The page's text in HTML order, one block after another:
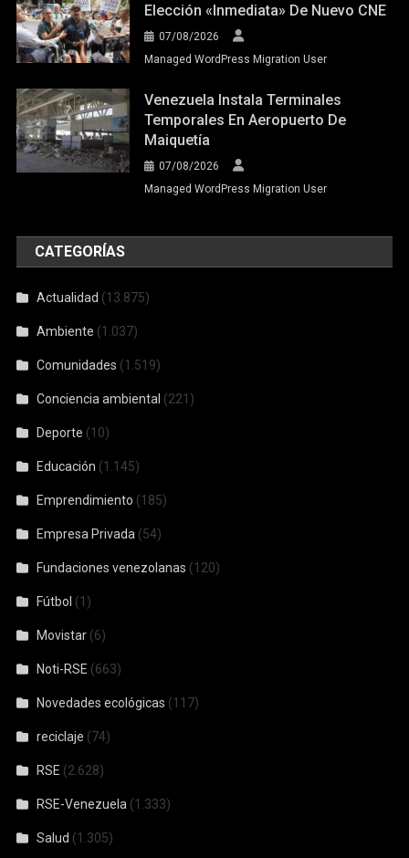
Elección «inmediata» De Nuevo CNE
07/08/2026
Managed WordPress Migration User
Venezuela Instala Terminales
Temporales En Aeropuerto De
Maiquetía
07/08/2026
Managed WordPress Migration User
CATEGORÍAS
Actualidad (13.875)
Ambiente (1.037)
Comunidades (1.519)
Conciencia ambiental (221)
Deporte (10)
Educación (1.145)
Emprendimiento (185)
Empresa Privada (54)
Fundaciones venezolanas (120)
Fútbol (1)
Movistar (6)
Noti-RSE (663)
Novedades ecológicas (117)
reciclaje (74)
RSE (2.628)
RSE-Venezuela (1.333)
Salud (1.305)